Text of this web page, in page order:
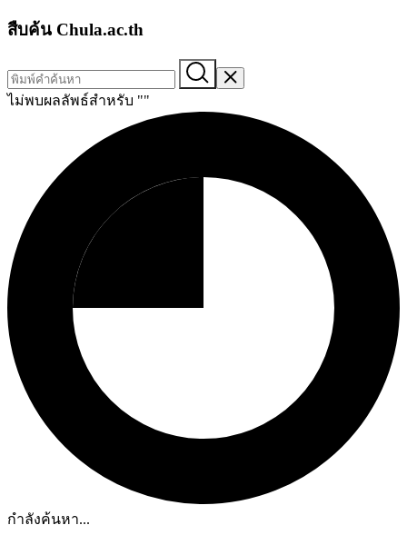
สืบค้น Chula.ac.th
ไม่พบผลลัพธ์สำหรับ ""
กำลังค้นหา...